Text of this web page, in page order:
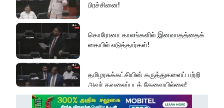
பிரச்சினை!
கொரோனா காலங்களில் இனவாதத்தைக்
கையில் எடுத்தார்கள்!
தமிழரசுக்கட்சியின் கருத்துகளைப் பற்றி
அவர் கவலைப்படத் தேவையில்லை!